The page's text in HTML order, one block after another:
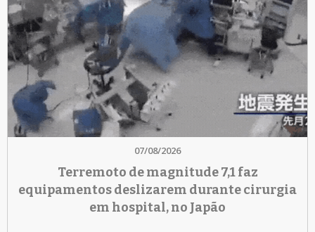
07/08/2026
Terremoto de magnitude 7,1 faz
equipamentos deslizarem durante cirurgia
em hospital, no Japão